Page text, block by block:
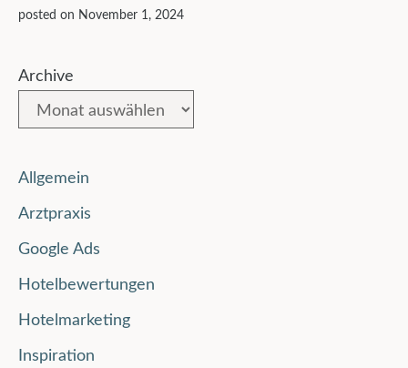
posted on November 1, 2024
Archive
Allgemein
Arztpraxis
Google Ads
Hotelbewertungen
Hotelmarketing
Inspiration